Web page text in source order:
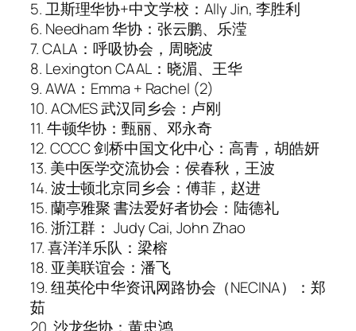
5. 卫斯理华协+中文学校：Ally Jin, 李胜利
6. Needham 华协：张云鹏、乐滢
7. CALA：呼吸协会，周晓波
8. Lexington CAAL：晓湄、王华
9. AWA：Emma + Rachel (2)
10. ACMES 武汉同乡会：卢刚
11. 牛顿华协：甄丽、邓永奇
12. CCCC 剑桥中国文化中心：高青，胡皓妍
13. 美中医学交流协会：侯春秋，王波
14. 波士顿北京同乡会：傅菲，赵进
15. 蘭亭雅聚 書法爱好者协会：陆德礼
16. 浙江群： Judy Cai, John Zhao
17. 喜洋洋乐队：梁榕
18. 亚美联谊会：潘飞
19. 纽英伦中华资讯网路协会（NECINA）：郑
茹